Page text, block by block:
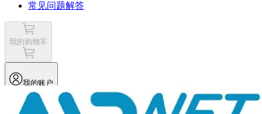
常见问题解答
我的购物车
我的账户